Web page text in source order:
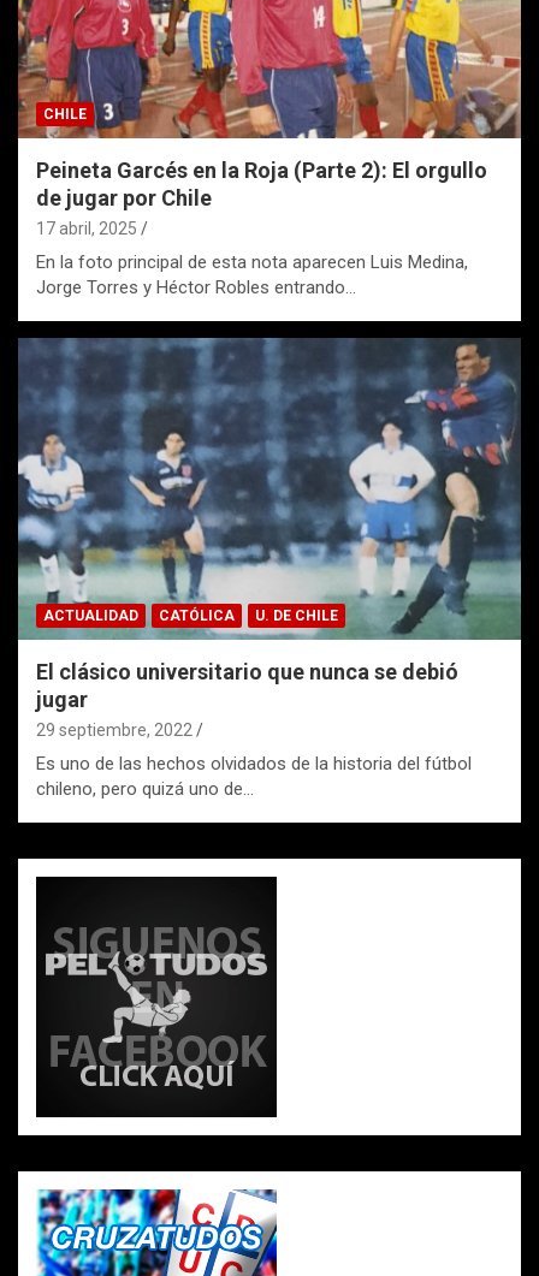
CHILE
Peineta Garcés en la Roja (Parte 2): El orgullo
de jugar por Chile
17 abril, 2025
En la foto principal de esta nota aparecen Luis Medina,
Jorge Torres y Héctor Robles entrando…
ACTUALIDAD CATÓLICA U. DE CHILE
El clásico universitario que nunca se debió
jugar
29 septiembre, 2022
Es uno de las hechos olvidados de la historia del fútbol
chileno, pero quizá uno de…